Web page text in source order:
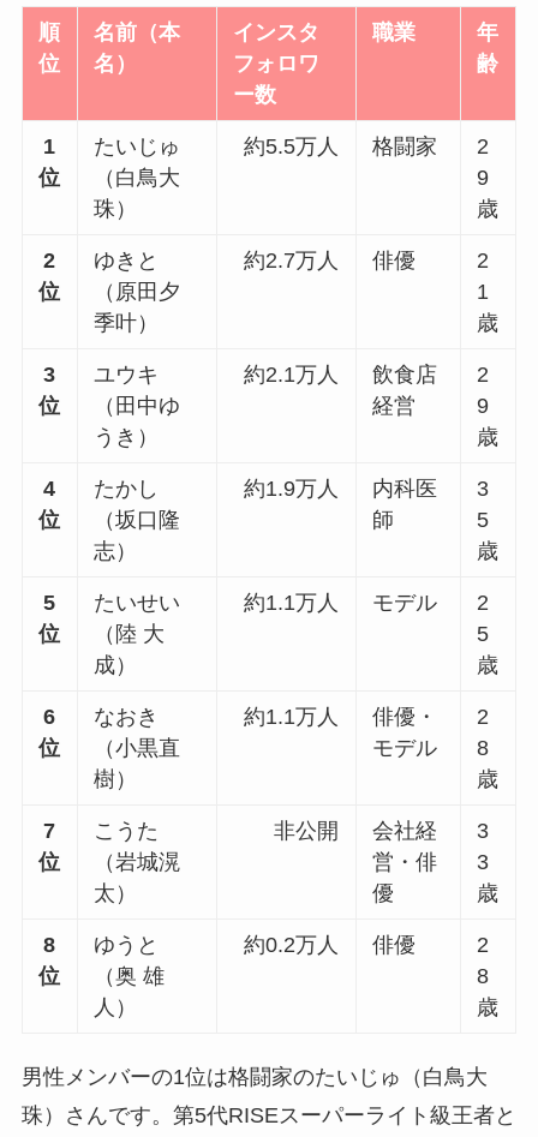
順
位
名前（本
名）
インスタ
フォロワ
ー数
職業
年
齢
1
位
たいじゅ
（白鳥大
珠）
約5.5万人 格闘家
2
9
歳
2
位
ゆきと
（原田夕
季叶）
約2.7万人 俳優
2
1
歳
3
位
ユウキ
（田中ゆ
うき）
約2.1万人
飲食店
経営
2
9
歳
4
位
たかし
（坂口隆
志）
約1.9万人
内科医
師
3
5
歳
5
位
たいせい
（陸 大
成）
約1.1万人 モデル
2
5
歳
6
位
なおき
（小黒直
樹）
約1.1万人
俳優・
モデル
2
8
歳
7
位
こうた
（岩城滉
太）
非公開
会社経
営・俳
優
3
3
歳
8
位
ゆうと
（奥 雄
人）
約0.2万人 俳優
2
8
歳
男性メンバーの1位は格闘家のたいじゅ（白鳥大
珠）さんです。第5代RISEスーパーライト級王者と